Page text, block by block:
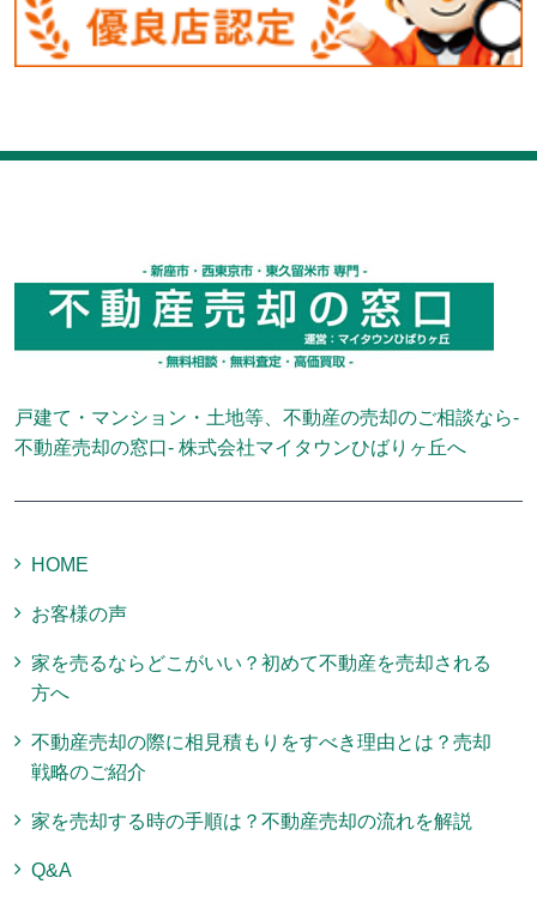
戸建て・マンション・土地等、不動産の売却のご相談なら-
不動産売却の窓口- 株式会社マイタウンひばりヶ丘へ
HOME
お客様の声
家を売るならどこがいい？初めて不動産を売却される
方へ
不動産売却の際に相見積もりをすべき理由とは？売却
戦略のご紹介
家を売却する時の手順は？不動産売却の流れを解説
Q&A